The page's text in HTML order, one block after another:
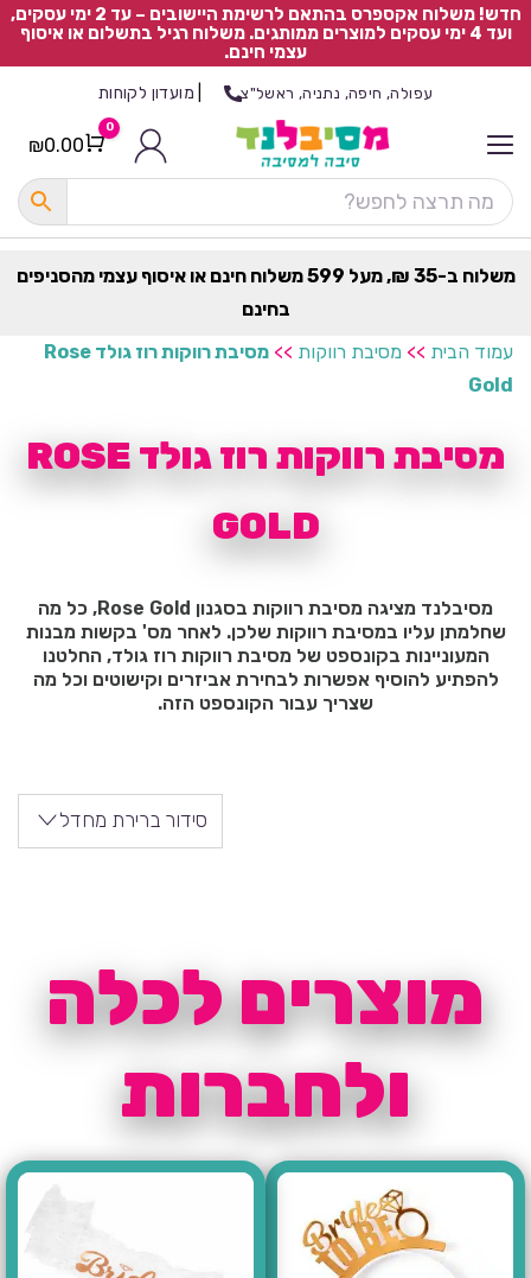
חדש! משלוח אקספרס בהתאם לרשימת היישובים – עד 2 ימי עסקים,
ועד 4 ימי עסקים למוצרים ממותגים. משלוח רגיל בתשלום או איסוף
עצמי חינם.
עפולה, חיפה, נתניה, ראשל"צ מועדון לקוחות
Cart
0
₪0.00
משלוח ב-35 ₪, מעל 599 משלוח חינם או איסוף עצמי מהסניפים
בחינם
עמוד הבית >> מסיבת רווקות >>
מסיבת רווקות רוז גולד Rose
Gold
מסיבת רווקות רוז גולד ROSE
GOLD
מסיבלנד מציגה מסיבת רווקות בסגנון Rose Gold, כל מה
שחלמתן עליו במסיבת רווקות שלכן. לאחר מס' בקשות מבנות
המעוניינות בקונספט של מסיבת רווקות רוז גולד, החלטנו
להפתיע להוסיף אפשרות לבחירת אביזרים וקישוטים וכל מה
שצריך עבור הקונספט הזה.
סידור ברירת מחדל
מוצרים לכלה
ולחברות